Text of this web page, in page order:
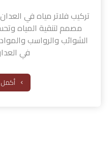
تركيب فلاتر مياه في
مصمم لتنقية المياه
الشوائب والرواسب والمواد
في
أكمل